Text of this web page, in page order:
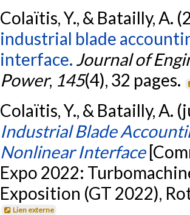
Colaïtis, Y., & Batailly, A.
industrial blade
interface. Journal of
Power, 145(4), 32 pages.
Colaïtis, Y., & Batailly, A.
Industrial Blade
Nonlinear Interface
Expo 2022:
Exposition (GT 2022),
Lien externe